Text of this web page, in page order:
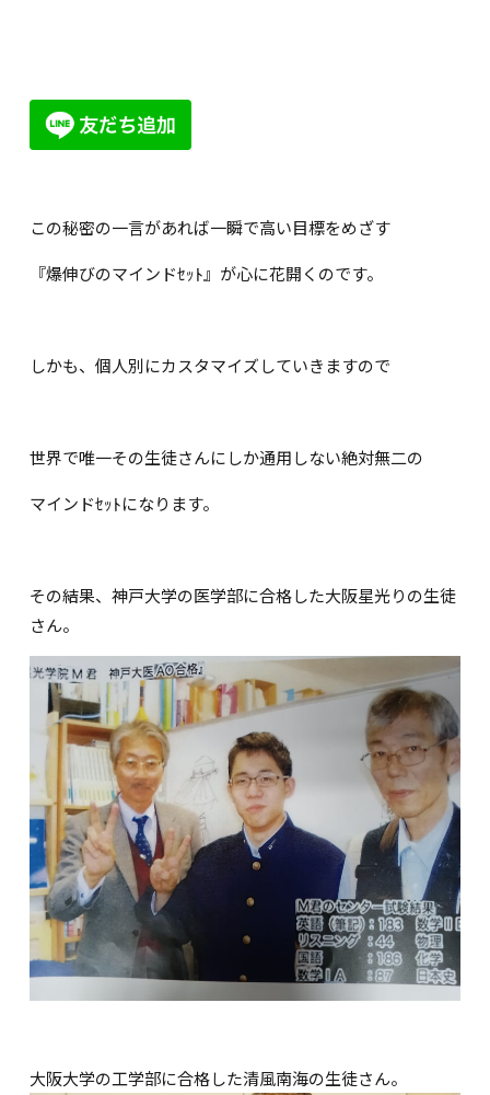
この秘密の一言があれば一瞬で高い目標をめざす
『爆伸びのマインドｾｯﾄ』が心に花開くのです。
しかも、個人別にカスタマイズしていきますので
世界で唯一その生徒さんにしか通用しない絶対無二の
マインドｾｯﾄになります。
その結果、神戸大学の医学部に合格した大阪星光りの生徒
さん。
大阪大学の工学部に合格した清風南海の生徒さん。